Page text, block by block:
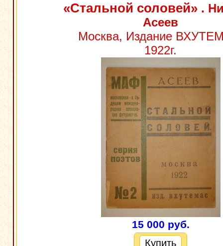
«Стальной соловей».
Асеев
Москва, Издание
1922г.
15 000 руб.
Купить